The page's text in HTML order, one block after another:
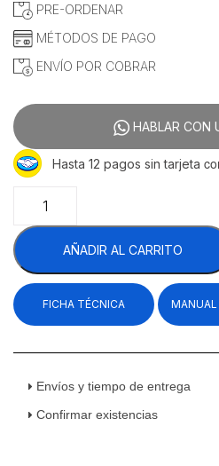
PRE-ORDENAR
MÉTODOS DE PAGO
ENVÍO POR COBRAR
HABLAR CON
Hasta 12 pagos sin tarjeta
295R
Vitrina
Refrigerada
Cristal
Curvo
363
Cm
AÑADIR AL CARRITO
FICHA TÉCNICA MANUAL
Envíos y tiempo de entrega
Confirmar existencias